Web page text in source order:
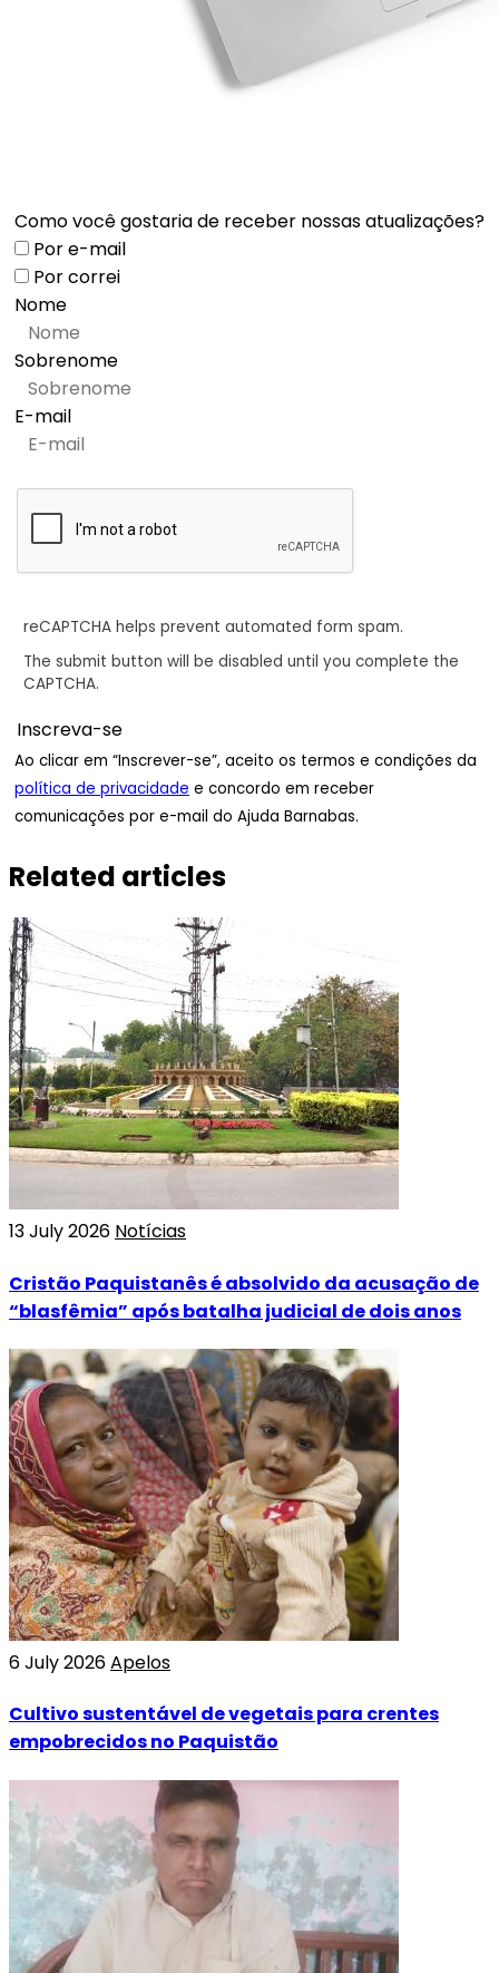
Como você gostaria de receber nossas atualizações?
Por e-mail
Por correi
Nome
Sobrenome
E-mail
reCAPTCHA helps prevent automated form spam.
The submit button will be disabled until you complete the
CAPTCHA.
Ao clicar em “Inscrever-se”, aceito os termos e condições da
política de privacidade e concordo em receber
comunicações por e-mail do Ajuda Barnabas.
Related articles
13 July 2026 Notícias
Cristão Paquistanês é absolvido da acusação de
“blasfêmia” após batalha judicial de dois anos
6 July 2026Apelos
Cultivo sustentável de vegetais para crentes
empobrecidos no Paquistão